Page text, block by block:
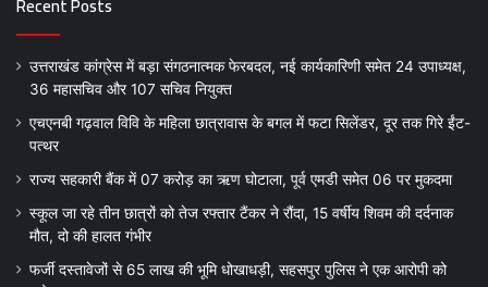
उत्तराखंड कांग्रेस में बड़ा संगठनात्मक फेरबदल, नई कार्यकारिणी समेत 24 उपाध्यक्ष,
36 महासचिव और 107 सचिव नियुक्त
एचएनबी गढ़वाल विवि के महिला छात्रावास के बगल में फटा सिलेंडर, दूर तक गिरे ईंट-
पत्थर
राज्य सहकारी बैंक में 07 करोड़ का ऋण घोटाला, पूर्व एमडी समेत 06 पर मुकदमा
स्कूल जा रहे तीन छात्रों को तेज रफ्तार टैंकर ने रौंदा, 15 वर्षीय शिवम की दर्दनाक
मौत, दो की हालत गंभीर
फर्जी दस्तावेजों से 65 लाख की भूमि धोखाधड़ी, सहसपुर पुलिस ने एक आरोपी को